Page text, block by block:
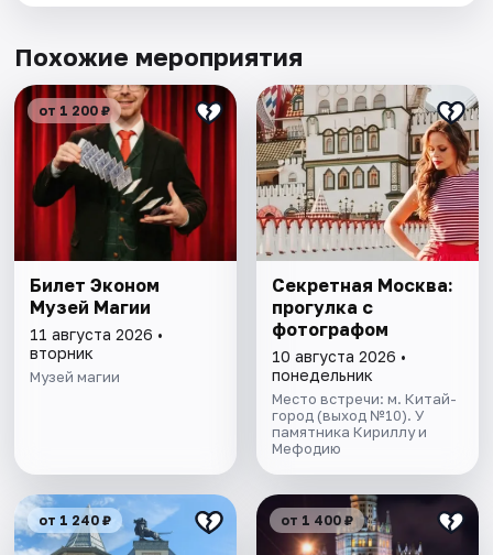
Похожие мероприятия
от 1 200 ₽
Билет Эконом
Музей Магии
11 августа 2026 •
вторник
Музей магии
Секретная Москва:
прогулка с
фотографом
10 августа 2026 •
понедельник
Место встречи: м. Китай-
город (выход №10). У
памятника Кириллу и
Мефодию
от 1 240 ₽ от 1 400 ₽